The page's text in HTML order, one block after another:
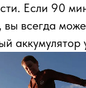
Если 90
вы всегда
аккумулятор